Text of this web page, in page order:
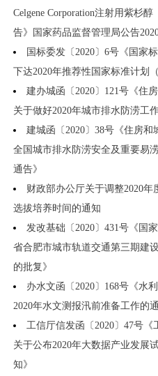
Celgene Corporation注射用紫杉
告》国家药品监督管理局公告
国标委发〔2020〕6号《国家
下达2020年推荐性国家标准计划
建办城函〔2020〕121号《住
关于做好2020年城市排水防涝工
建城函〔2020〕38号《住房和
全国城市排水防涝安全及重要易
通告》
财政部办公厅关于调整2020
选拔培养时间的通知
发改基础〔2020〕431号《国
省合肥市城市轨道交通第三期建设
的批复》
办水文函〔2020〕168号《水
2020年水文测报汛前准备工作的通
工信厅信发函〔2020〕47号
关于公布2020年大数据产业发展
知》